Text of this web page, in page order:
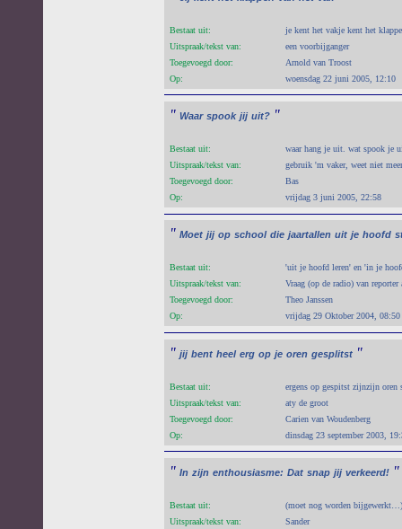
Bestaat uit:
je kent het vakje kent het
Uitspraak/tekst van:
een voorbijganger
Toegevoegd door:
Arnold van Troost
Op:
woensdag 22 juni 2005, 12:10
" Waar spook jij uit? "
Bestaat uit:
waar hang je uit. wat spook je
Uitspraak/tekst van:
gebruik 'm vaker, weet niet
Toegevoegd door:
Bas
Op:
vrijdag 3 juni 2005, 22:58
" Moet jij op school die jaartallen uit je hoofd
Bestaat uit:
'uit je hoofd leren' en 'in je
Uitspraak/tekst van:
Vraag (op de radio) van
Toegevoegd door:
Theo Janssen
Op:
vrijdag 29 Oktober 2004, 08:50
" jij bent heel erg op je oren gesplitst "
Bestaat uit:
ergens op gespitst zijnzijn oren
Uitspraak/tekst van:
aty de groot
Toegevoegd door:
Carien van Woudenberg
Op:
dinsdag 23 september 2003,
" In zijn enthousiasme: Dat snap jij verkeerd! "
Bestaat uit:
(moet nog worden bijgewerkt…)
Uitspraak/tekst van:
Sander